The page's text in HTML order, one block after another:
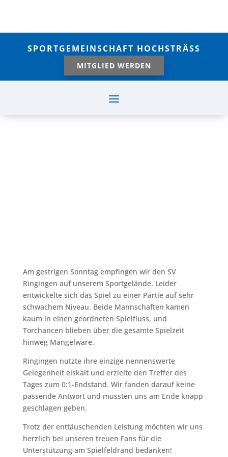
SPORTGEMEINSCHAFT HOCHSTRÄSS
MITGLIED WERDEN
Am gestrigen Sonntag empfingen wir den SV
Ringingen auf unserem Sportgelände. Leider
entwickelte sich das Spiel zu einer Partie auf sehr
schwachem Niveau. Beide Mannschaften kamen
kaum in einen geordneten Spielfluss, und
Torchancen blieben über die gesamte Spielzeit
hinweg Mangelware.
Ringingen nutzte ihre einzige nennenswerte
Gelegenheit eiskalt und erzielte den Treffer des
Tages zum 0:1-Endstand. Wir fanden darauf keine
passende Antwort und mussten uns am Ende knapp
geschlagen geben.
Trotz der enttäuschenden Leistung möchten wir uns
herzlich bei unseren treuen Fans für die
Unterstützung am Spielfeldrand bedanken!